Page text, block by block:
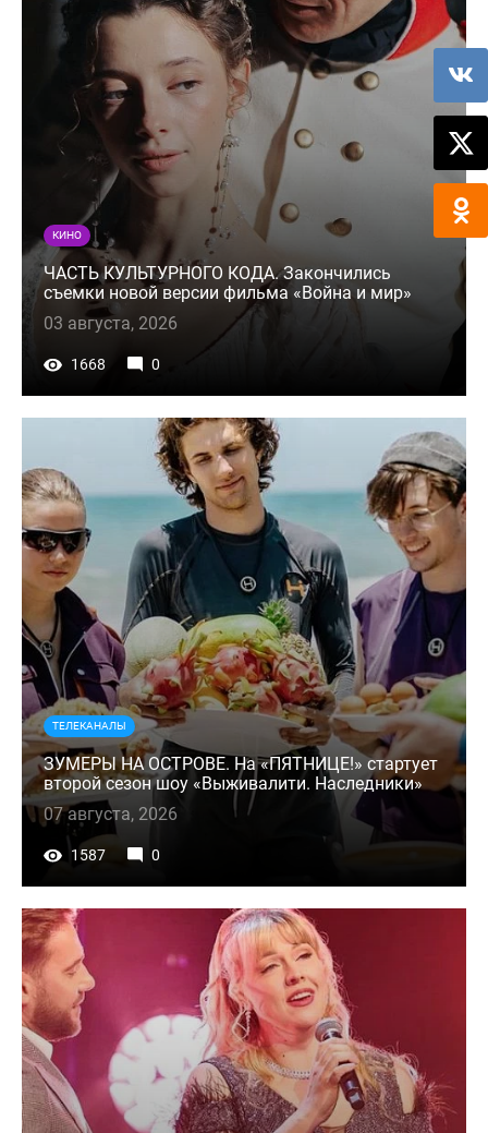
КИНО
ЧАСТЬ КУЛЬТУРНОГО КОДА. Закончились
съемки новой версии фильма «Война и мир»
03 августа, 2026
1668 0
ТЕЛЕКАНАЛЫ
ЗУМЕРЫ НА ОСТРОВЕ. На «ПЯТНИЦЕ!» стартует
второй сезон шоу «Выживалити. Наследники»
07 августа, 2026
1587 0